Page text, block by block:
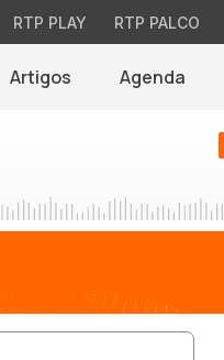
RTP PLAY RTP PALCO
Artigos Agenda